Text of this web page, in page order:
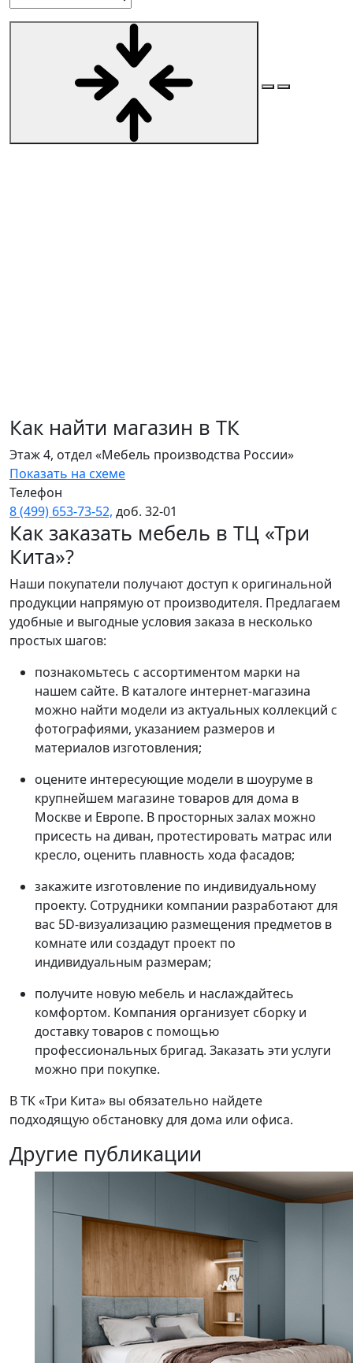
Как найти магазин в ТК
Этаж 4, отдел «Мебель производства России»
Показать на схеме
Телефон
8 (499) 653‑73‑52, доб. 32‑01
Как заказать мебель в ТЦ «Три
Кита»?
Наши покупатели получают доступ к оригинальной
продукции напрямую от производителя. Предлагаем
удобные и выгодные условия заказа в несколько
простых шагов:
познакомьтесь с ассортиментом марки на
нашем сайте. В каталоге интернет-магазина
можно найти модели из актуальных коллекций с
фотографиями, указанием размеров и
материалов изготовления;
оцените интересующие модели в шоуруме в
крупнейшем магазине товаров для дома в
Москве и Европе. В просторных залах можно
присесть на диван, протестировать матрас или
кресло, оценить плавность хода фасадов;
закажите изготовление по индивидуальному
проекту. Сотрудники компании разработают для
вас 5D-визуализацию размещения предметов в
комнате или создадут проект по
индивидуальным размерам;
получите новую мебель и наслаждайтесь
комфортом. Компания организует сборку и
доставку товаров с помощью
профессиональных бригад. Заказать эти услуги
можно при покупке.
В ТК «Три Кита» вы обязательно найдете
подходящую обстановку для дома или офиса.
Другие публикации